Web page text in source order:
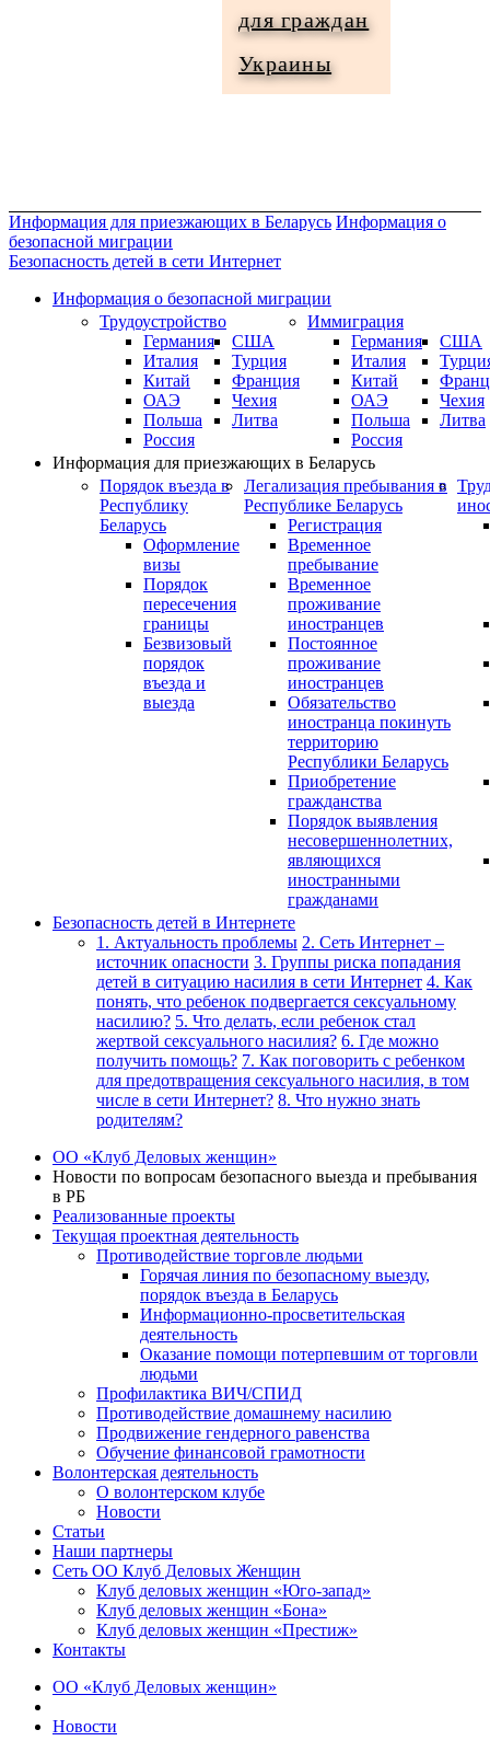
для граждан
Украины
Информация для приезжающих в Беларусь Информация о
безопасной миграции
Безопасность детей в сети Интернет
Информация о безопасной миграции
Трудоустройство
Германия
Италия
Китай
ОАЭ
Польша
Россия
США
Турция
Франция
Чехия
Литва
Иммиграция
Германия
Италия
Китай
ОАЭ
Польша
Россия
США
Чехия
Литва
Информация для приезжающих в Беларусь
Порядок въезда в
Республику
Беларусь
Оформление
визы
Порядок
пересечения
границы
Безвизовый
порядок
въезда и
выезда
Легализация пребывания в
Республике Беларусь
Регистрация
Временное
пребывание
Временное
проживание
иностранцев
Постоянное
проживание
иностранцев
Обязательство
иностранца покинуть
территорию
Республики Беларусь
Приобретение
гражданства
Порядок выявления
несовершеннолетних,
являющихся
иностранными
гражданами
Безопасность детей в Интернете
1. Актуальность проблемы 2. Сеть Интернет –
источник опасности 3. Группы риска попадания
детей в ситуацию насилия в сети Интернет 4. Как
понять, что ребенок подвергается сексуальному
насилию? 5. Что делать, если ребенок стал
жертвой сексуального насилия? 6. Где можно
получить помощь? 7. Как поговорить с ребенком
для предотвращения сексуального насилия, в том
числе в сети Интернет? 8. Что нужно знать
родителям?
ОО «Клуб Деловых женщин»
Новости по вопросам безопасного выезда и пребывания
в РБ
Реализованные проекты
Текущая проектная деятельность
Противодействие торговле людьми
Горячая линия по безопасному выезду,
порядок въезда в Беларусь
Информационно-просветительская
деятельность
Оказание помощи потерпевшим от торговли
людьми
Профилактика ВИЧ/СПИД
Противодействие домашнему насилию
Продвижение гендерного равенства
Обучение финансовой грамотности
Волонтерская деятельность
О волонтерском клубе
Новости
Статьи
Наши партнеры
Сеть ОО Клуб Деловых Женщин
Клуб деловых женщин «Юго-запад»
Клуб деловых женщин «Бона»
Клуб деловых женщин «Престиж»
Контакты
ОО «Клуб Деловых женщин»
Новости